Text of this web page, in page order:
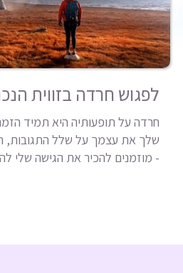
לפגוש חרדה בזווית
חרדה על תופעותיה היא תמיד
שלך את עצמך על שלל התגובות,
- מוזמנים להכיר את הגישה שלי